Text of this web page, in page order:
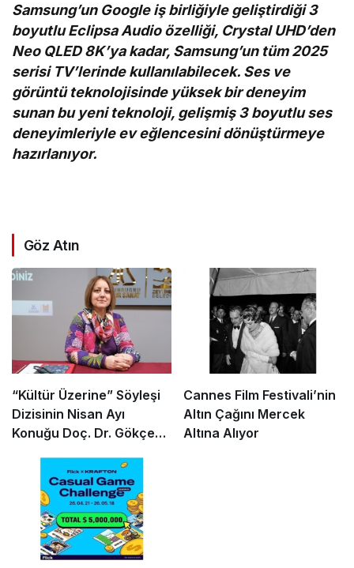
Samsung’un Google iş birliğiyle geliştirdiği 3
boyutlu Eclipsa Audio özelliği, Crystal UHD’den
Neo QLED 8K’ya kadar, Samsung’un tüm 2025
serisi TV’lerinde kullanılabilecek. Ses ve
görüntü teknolojisinde yüksek bir deneyim
sunan bu yeni teknoloji, gelişmiş 3 boyutlu ses
deneyimleriyle ev eğlencesini dönüştürmeye
hazırlanıyor.
Göz Atın
“Kültür Üzerine” Söyleşi
Dizisinin Nisan Ayı
Konuğu Doç. Dr. Gökçe
Cannes Film Festivali’nin
Altın Çağını Mercek
Altına Alıyor